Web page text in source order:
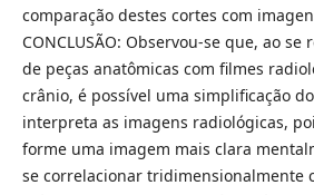
comparação destes cortes com
CONCLUSÃO: Observou-se que, ao
de peças anatômicas com filmes
crânio, é possível uma simplificação
interpreta as imagens radiológicas,
forme uma imagem mais clara
se correlacionar tridimensionalmente